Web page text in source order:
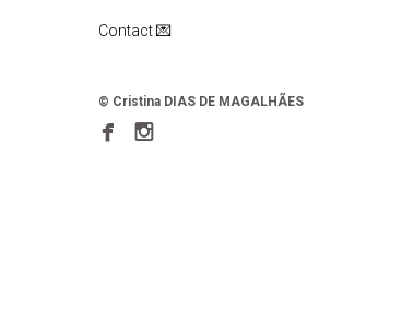
Contact 💌
© Cristina DIAS DE MAGALHÃES